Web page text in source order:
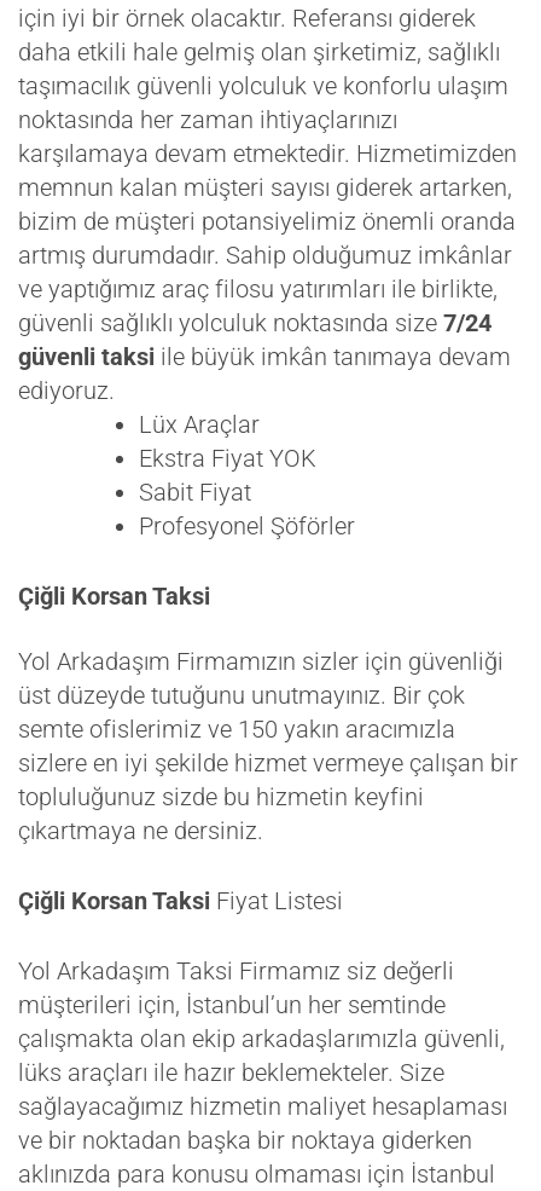
için iyi bir örnek olacaktır. Referansı giderek
daha etkili hale gelmiş olan şirketimiz, sağlıklı
taşımacılık güvenli yolculuk ve konforlu ulaşım
noktasında her zaman ihtiyaçlarınızı
karşılamaya devam etmektedir. Hizmetimizden
memnun kalan müşteri sayısı giderek artarken,
bizim de müşteri potansiyelimiz önemli oranda
artmış durumdadır. Sahip olduğumuz imkânlar
ve yaptığımız araç filosu yatırımları ile birlikte,
güvenli sağlıklı yolculuk noktasında size 7/24
güvenli taksi ile büyük imkân tanımaya devam
ediyoruz.
Lüx Araçlar
Ekstra Fiyat YOK
Sabit Fiyat
Profesyonel Şöförler
Çiğli Korsan Taksi
Yol Arkadaşım Firmamızın sizler için güvenliği
üst düzeyde tutuğunu unutmayınız. Bir çok
semte ofislerimiz ve 150 yakın aracımızla
sizlere en iyi şekilde hizmet vermeye çalışan bir
topluluğunuz sizde bu hizmetin keyfini
çıkartmaya ne dersiniz.
Çiğli Korsan Taksi Fiyat Listesi
Yol Arkadaşım Taksi Firmamız siz değerli
müşterileri için, İstanbul’un her semtinde
çalışmakta olan ekip arkadaşlarımızla güvenli,
lüks araçları ile hazır beklemekteler. Size
sağlayacağımız hizmetin maliyet hesaplaması
ve bir noktadan başka bir noktaya giderken
aklınızda para konusu olmaması için İstanbul